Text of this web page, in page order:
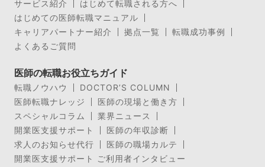
サービス紹介
はじめて転職される方へ
はじめての医師転職マニュアル
キャリアパートナー紹介
拠点一覧
転職成功事例
よくあるご質問
医師の転職お役立ちガイド
転職ノウハウ
DOCTOR’S COLUMN
医師転職ナレッジ
医師の現場と働き方
スペシャルコラム
業界ニュース
開業医支援サポート
医師の年収診断
求人のお知らせ代行
医師の職場カルテ
開業医支援サポート ご利用者インタビュー